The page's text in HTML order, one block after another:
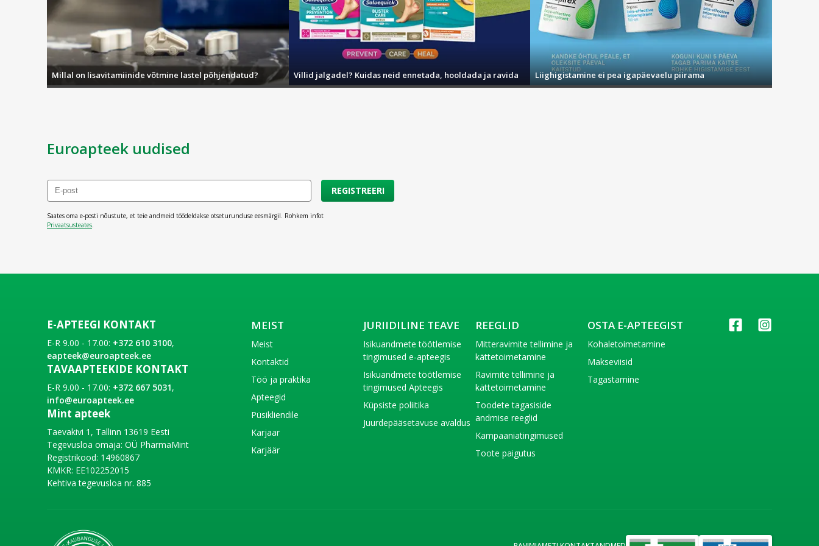
Millal on lisavitamiinide võtmine lastel põhjendatud? Villid jalgadel? Kuidas neid ennetada, hooldada ja ravida Liighigistamine ei pea igapäevaelu piirama
Euroapteek uudised
REGISTREERI
Saates oma e-posti nõustute, et teie andmeid töödeldakse otseturunduse eesmärgil. Rohkem infot
Privaatsusteates
E-APTEEGI KONTAKT
E-R 9.00 - 17.00: +372 610 3100,
eapteek@euroapteek.ee
TAVAAPTEEKIDE KONTAKT
E-R 9.00 - 17.00: +372 667 5031,
info@euroapteek.ee
Mint apteek
Taevakivi 1, Tallinn 13619 Eesti
Tegevusloa omaja: OÜ PharmaMint
Registrikood: 14960867
KMKR: EE102252015
Kehtiva tegevusloa nr. 885
MEIST
Meist
Kontaktid
Töö ja praktika
Apteegid
Püsikliendile
Karjaar
Karjäär
JURIIDILINE TEAVE
Isikuandmete töötlemise
tingimused e-apteegis
Isikuandmete töötlemise
tingimused Apteegis
Küpsiste poliitika
Juurdepääsetavuse avaldus
REEGLID
Mitteravimite tellimine ja
kättetoimetamine
Ravimite tellimine ja
kättetoimetamine
Toodete tagasiside
andmise reeglid
Kampaaniatingimused
Toote paigutus
OSTA E-APTEEGIST
Kohaletoimetamine
Makseviisid
Tagastamine